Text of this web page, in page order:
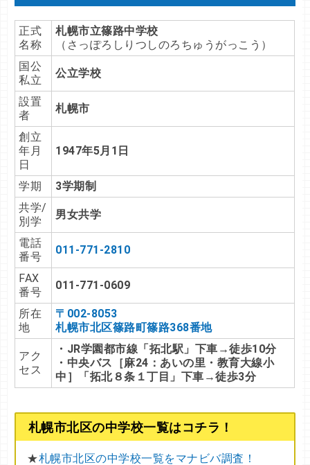
正式
名称
札幌市立篠路中学校
（さっぽろしりつしのろちゅうがっこう）
国公
私立
公立学校
設置
者
札幌市
創立
年月
日
1947年5月1日
学期
3学期制
共学/
別学
男女共学
電話
番号
011-771-2810
FAX
番号
011-771-0609
所在
地
〒002-8053
札幌市北区篠路町篠路368番地
アク
セス
・JR学園都市線「拓北駅」下車→徒歩10分
・中央バス［麻24：あいの里・教育大線小
中］「拓北８条１丁目」下車→徒歩3分
札幌市北区の中学校一覧はコチラ！
★札幌市北区の中学校一覧をマナビバ調査！